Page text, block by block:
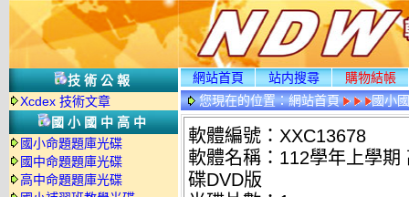
技術公報
Xcdex 技術文章
國小國中高中
國小命題題庫光碟
國中命題題庫光碟
高中命題題庫光碟
網站首頁 站内搜尋
購物結帳
您現在的位置：網站首頁 國小
軟體編號：XXC13678
軟體名稱：112學年上學
碟DVD版